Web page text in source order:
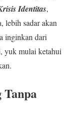
Identitas,
lebih sadar akan
inginkan dari
yuk mulai ketahui